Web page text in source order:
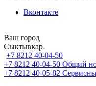
Вконтакте
Ваш город
Сыктывкар
+7 8212 40-04-50
+7 8212 40-04-50 Общий
+7 8212 40-05-82